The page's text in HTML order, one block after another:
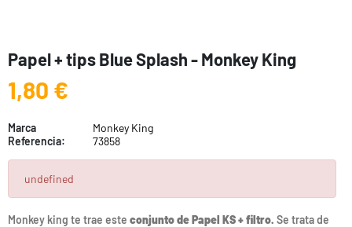
Papel + tips Blue Splash - Monkey King
1,80 €
Marca
Monkey King
Referencia:
73858
undefined
Monkey king te trae este conjunto de Papel KS + filtro. Se trata de